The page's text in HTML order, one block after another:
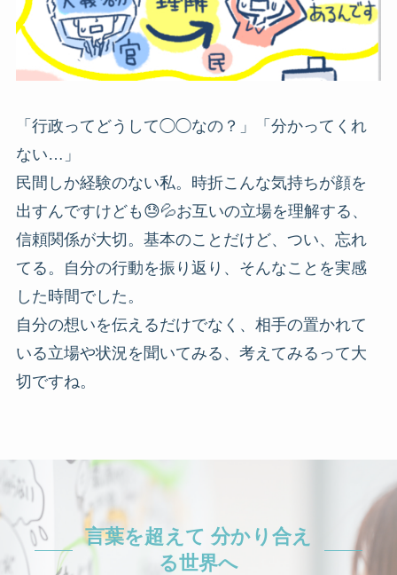
「行政ってどうして◯◯なの？」「分かってくれ
ない…」
民間しか経験のない私。時折こんな気持ちが顔を
出すんですけども😓💦お互いの立場を理解する、
信頼関係が大切。基本のことだけど、つい、忘れ
てる。自分の行動を振り返り、そんなことを実感
した時間でした。
自分の想いを伝えるだけでなく、相手の置かれて
いる立場や状況を聞いてみる、考えてみるって大
切ですね。
言葉を超えて 分かり合え
る世界へ